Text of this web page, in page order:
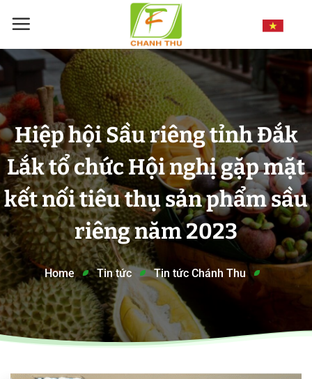
đến
dung
Hiệp hội Sầu riêng tỉnh Đắk
Lắk tổ chức Hội nghị gặp mặt
kết nối tiêu thụ sản phẩm sầu
riêng năm 2023
Home Tin tức Tin tức Chánh Thu